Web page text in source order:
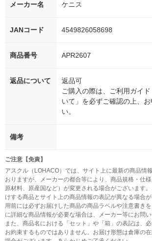
メーカー名 ケニス
JANコード 4549826058698
商品番号 APR2607
返品について
返品可
ご購入の際は、ご利用ガイ
いて」を必ずご確認の上、
い。
備考
ご注意【免責】
アスクル（LOHACO）では、サイト上に最新の商品情
おりますが、メーカーの都合等により、商品規格・仕様
原材料、原産国など）が変更される場合がございます
けする商品とサイト上の商品情報の表記が異なる場合
用前には必ずお届けした商品の商品ラベルや注意書き
に詳細な商品情報が必要な場合は、メーカー等にお問い
また、商品名における「セット」や「箱」の表記は、
お約束するものではありません。お届け形態は倉庫の